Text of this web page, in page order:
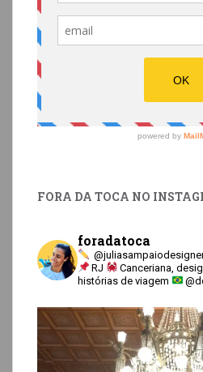
FORA DA TOCA NO
foradatoca
RJ
Canceriana,
histórias de viagem